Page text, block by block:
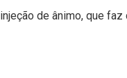
de ânimo, que